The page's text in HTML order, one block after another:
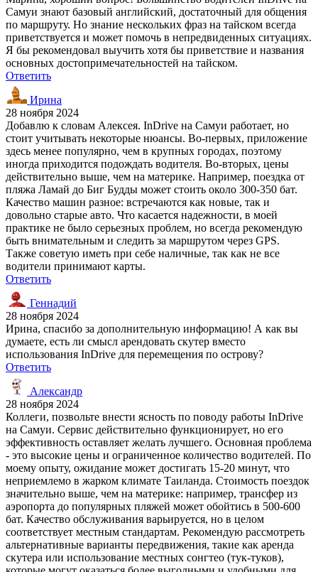
Самуи знают базовый английский, достаточный для общения
по маршруту. Но знание нескольких фраз на тайском всегда
приветствуется и может помочь в непредвиденных ситуациях.
Я бы рекомендовал выучить хотя бы приветствие и названия
основных достопримечательностей на тайском.
Ответить
Ирина
28 ноября 2024
Добавлю к словам Алексея. InDrive на Самуи работает, но
стоит учитывать некоторые нюансы. Во-первых, приложение
здесь менее популярно, чем в крупных городах, поэтому
иногда приходится подождать водителя. Во-вторых, цены
действительно выше, чем на материке. Например, поездка от
пляжа Ламай до Биг Будды может стоить около 300-350 бат.
Качество машин разное: встречаются как новые, так и
довольно старые авто. Что касается надежности, в моей
практике не было серьезных проблем, но всегда рекомендую
быть внимательным и следить за маршрутом через GPS.
Также советую иметь при себе наличные, так как не все
водители принимают карты.
Ответить
Геннадий
28 ноября 2024
Ирина, спасибо за дополнительную информацию! А как вы
думаете, есть ли смысл арендовать скутер вместо
использования InDrive для перемещения по острову?
Ответить
Александр
28 ноября 2024
Коллеги, позвольте внести ясность по поводу работы InDrive
на Самуи. Сервис действительно функционирует, но его
эффективность оставляет желать лучшего. Основная проблема
- это высокие цены и ограниченное количество водителей. По
моему опыту, ожидание может достигать 15-20 минут, что
неприемлемо в жарком климате Таиланда. Стоимость поездок
значительно выше, чем на материке: например, трансфер из
аэропорта до популярных пляжей может обойтись в 500-600
бат. Качество обслуживания варьируется, но в целом
соответствует местным стандартам. Рекомендую рассмотреть
альтернативные варианты передвижения, такие как аренда
скутера или использование местных сонгтео (тук-туков),